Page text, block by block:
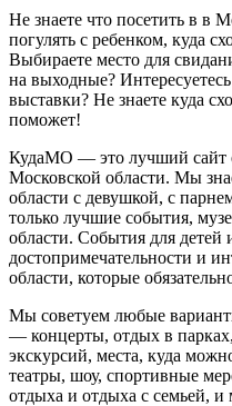
Не знаете что посетить в в
погулять с ребенком, куда
Выбираете место для
на выходные?
выставки? Не знаете куда
поможет!
КудаМО — это лучший сайт
Московской области. Мы
области с девушкой, с
только лучшие события,
области. События для
достопримечательности и
области, которые
Мы советуем любые
— концерты, отдых в
экскурсий, места, куда
театры, шоу, спортивные
отдыха и отдыха с семьей, и